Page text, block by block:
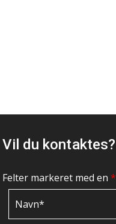
Vil du kontaktes?
Felter markeret med en *